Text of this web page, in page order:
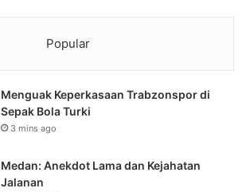
Popular
Menguak Keperkasaan Trabzonspor di
Sepak Bola Turki
3 mins ago
Medan: Anekdot Lama dan Kejahatan
Jalanan